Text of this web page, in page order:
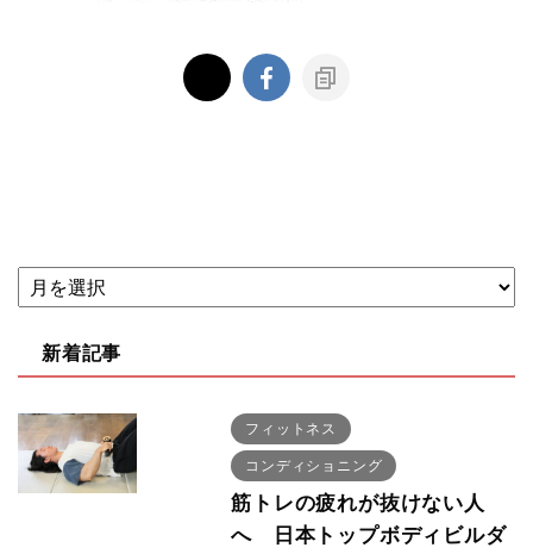
新着記事
フィットネス
コンディショニング
筋トレの疲れが抜けない人
へ 日本トップボディビルダ